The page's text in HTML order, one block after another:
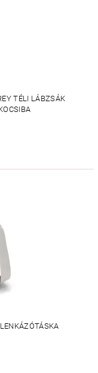
TÉLI LÁBZSÁK